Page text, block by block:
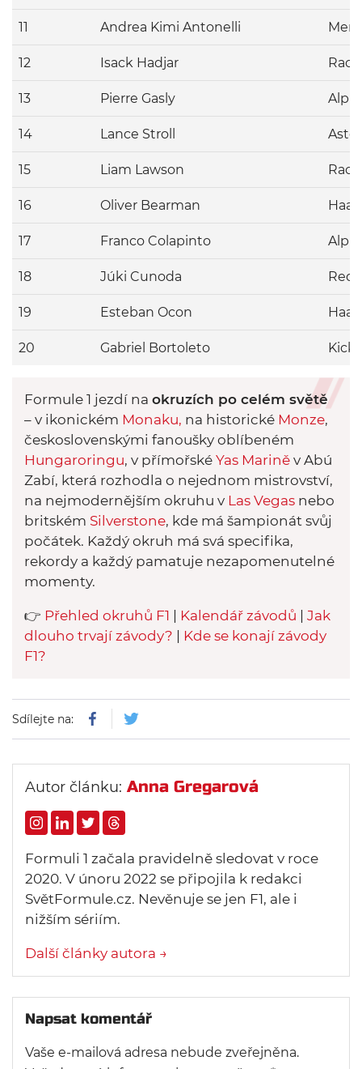
11 Andrea Kimi Antonelli
12 Isack Hadjar
13 Pierre Gasly
14 Lance Stroll
15 Liam Lawson
16 Oliver Bearman Haas
17 Franco Colapinto
18 Júki Cunoda Red
19 Esteban Ocon Haas
20 Gabriel Bortoleto Kick
Formule 1 jezdí na okruzích po celém světě
– v ikonickém Monaku, na historické Monze,
československými fanoušky oblíbeném
Hungaroringu, v přímořské Yas Marině v Abú
Zabí, která rozhodla o nejednom mistrovství,
na nejmodernějším okruhu v Las Vegas nebo
britském Silverstone, kde má šampionát svůj
počátek. Každý okruh má svá specifika,
rekordy a každý pamatuje nezapomenutelné
momenty.
👉 Přehled okruhů F1 Kalendář závodů
Jak
dlouho trvají závody?
Kde se konají závody
F1?
Sdílejte na:
Autor článku: Anna Gregarová
Formuli 1 začala pravidelně sledovat v roce
2020. V únoru 2022 se připojila k redakci
SvětFormule.cz. Nevěnuje se jen F1, ale i
nižším sériím.
Další články autora →
Napsat komentář
Vaše e-mailová adresa nebude zveřejněna.